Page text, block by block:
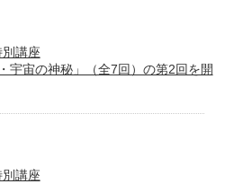
講座
宇宙の神秘」（全7回）の第2回を開
講座